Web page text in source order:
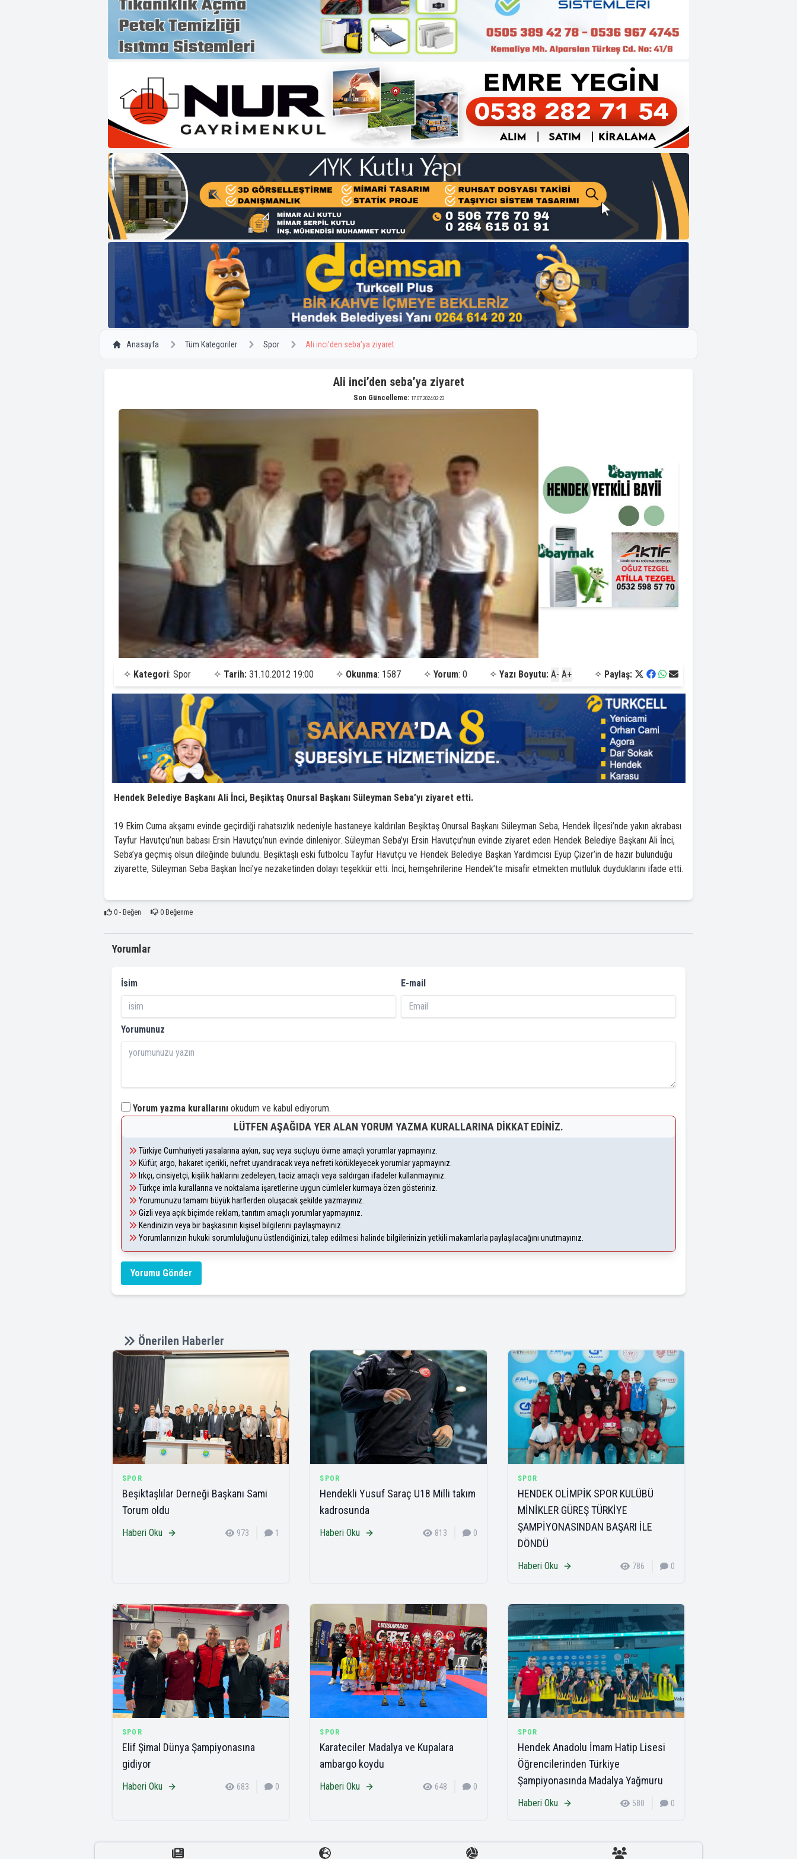
Anasayfa Tüm Kategoriler Spor Ali inci’den seba’ya ziyaret
Ali inci’den seba’ya ziyaret
Son Güncelleme: 17.07.2024 02:23
✧ Kategori: Spor ✧ Tarih: 31.10.2012 19:00 ✧ Okunma: 1587 ✧ Yorum: 0 ✧Yazı Boyutu: A- A+ ✧ Paylaş:
Hendek Belediye Başkanı Ali İnci, Beşiktaş Onursal Başkanı Süleyman Seba’yı ziyaret etti.
19 Ekim Cuma akşamı evinde geçirdiği rahatsızlık nedeniyle hastaneye kaldırılan Beşiktaş Onursal Başkanı Süleyman Seba, Hendek İlçesi’nde yakın akrabası
Tayfur Havutçu’nun babası Ersin Havutçu’nun evinde dinleniyor. Süleyman Seba’yı Ersin Havutçu’nun evinde ziyaret eden Hendek Belediye Başkanı Ali İnci,
Seba’ya geçmiş olsun dileğinde bulundu. Beşiktaşlı eski futbolcu Tayfur Havutçu ve Hendek Belediye Başkan Yardımcısı Eyüp Çizer’in de hazır bulunduğu
ziyarette, Süleyman Seba Başkan İnci’ye nezaketinden dolayı teşekkür etti. İnci, hemşehrilerine Hendek’te misafir etmekten mutluluk duyduklarını ifade etti.
0- Beğen 0Beğenme
Yorumlar
İsim E-mail
Yorumunuz
Yorum yazma kurallarını okudum ve kabul ediyorum.
LÜTFEN AŞAĞIDA YER ALAN YORUM YAZMA KURALLARINA DIKKAT EDINIZ.
Türkiye Cumhuriyeti yasalarına aykırı, suç veya suçluyu övme amaçlı yorumlar yapmayınız.
Küfür, argo, hakaret içerikli, nefret uyandıracak veya nefreti körükleyecek yorumlar yapmayınız.
Irkçı, cinsiyetçi, kişilik haklarını zedeleyen, taciz amaçlı veya saldırgan ifadeler kullanmayınız.
Türkçe imla kurallarına ve noktalama işaretlerine uygun cümleler kurmaya özen gösteriniz.
Yorumunuzu tamamı büyük harflerden oluşacak şekilde yazmayınız.
Gizli veya açık biçimde reklam, tanıtım amaçlı yorumlar yapmayınız.
Kendinizin veya bir başkasının kişisel bilgilerini paylaşmayınız.
Yorumlarınızın hukuki sorumluluğunu üstlendiğinizi, talep edilmesi halinde bilgilerinizin yetkili makamlarla paylaşılacağını unutmayınız.
Yorumu Gönder
Önerilen Haberler
SPOR
Beşiktaşlılar Derneği Başkanı Sami
Torum oldu
Haberi Oku 973 1
SPOR
Hendekli Yusuf Saraç U18 Milli takım
kadrosunda
Haberi Oku 813 0
SPOR
HENDEK OLİMPİK SPOR KULÜBÜ
MİNİKLER GÜREŞ TÜRKİYE
ŞAMPİYONASINDAN BAŞARI İLE
DÖNDÜ
Haberi Oku 786 0
SPOR
Elif Şimal Dünya Şampiyonasına
gidiyor
Haberi Oku 683 0
SPOR
Karateciler Madalya ve Kupalara
ambargo koydu
Haberi Oku 648 0
SPOR
Hendek Anadolu İmam Hatip Lisesi
Öğrencilerinden Türkiye
Şampiyonasında Madalya Yağmuru
Haberi Oku 580 0